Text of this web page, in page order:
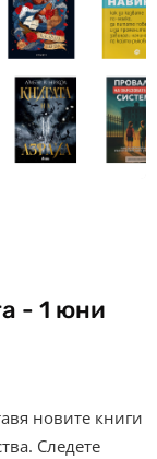
- 1 юни
новите книги
Следете